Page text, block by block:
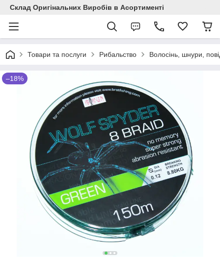
Склад Оригінальних Виробів в Асортименті
Товари та послуги Рибальство Волосінь, шнури,
–18%